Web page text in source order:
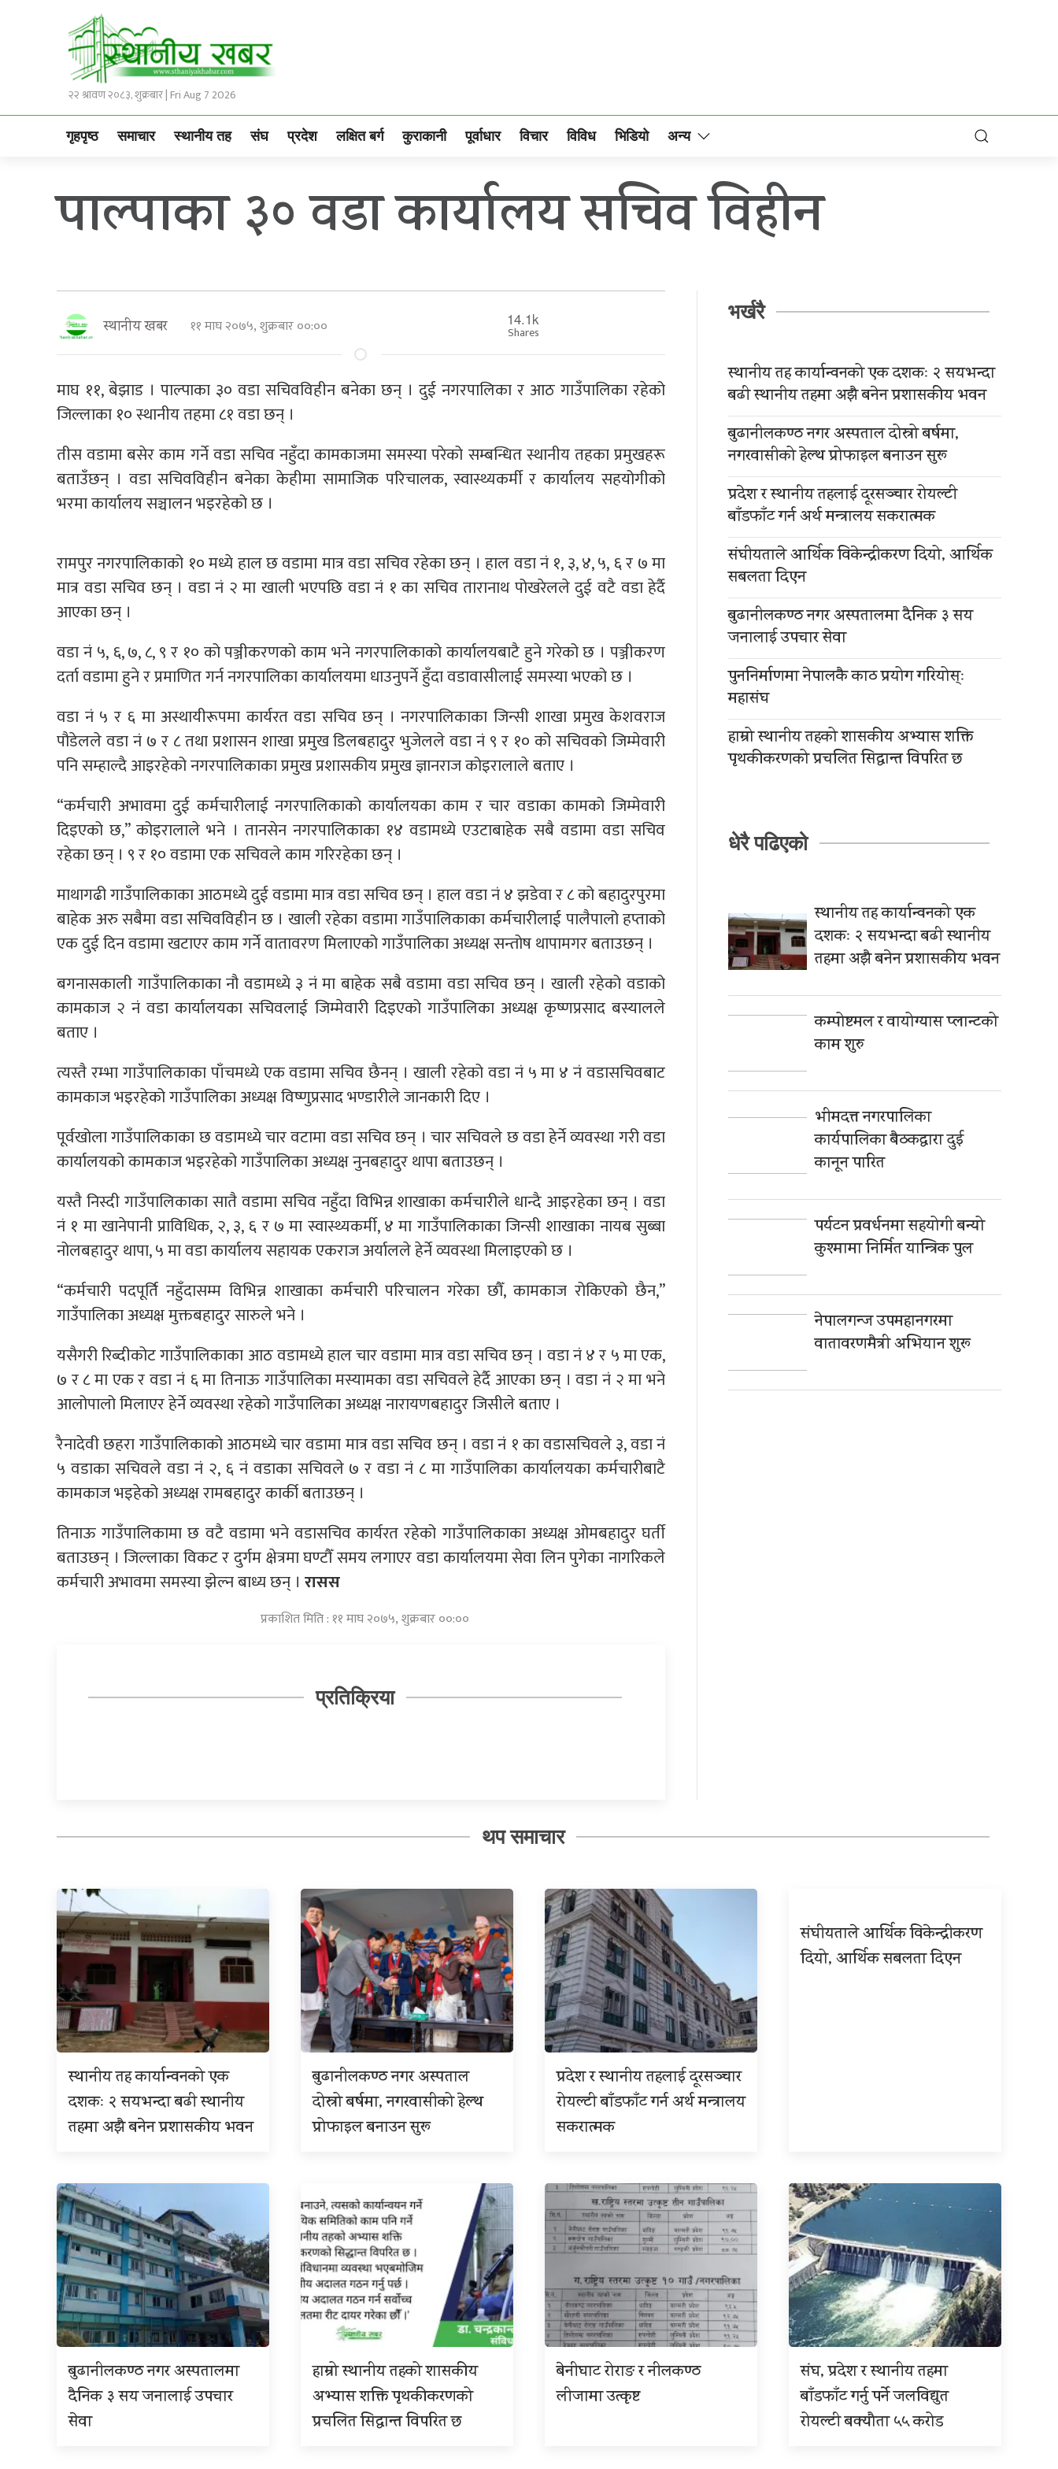
२२ श्रावण २०८३, शुक्रबार | Fri Aug 7 2026
गृहपृष्ठ समाचार स्थानीय तह संघ प्रदेश लक्षित बर्ग कुराकानी पूर्वाधार विचार विविध भिडियो अन्य
पाल्पाका ३० वडा कार्यालय सचिव विहीन
स्थानीय खबर ११ माघ २०७५, शुक्रबार ००:०० 14.1k
Shares
माघ ११, बेझाड । पाल्पाका ३० वडा सचिवविहीन बनेका छन् । दुई नगरपालिका र आठ गाउँपालिका रहेको
जिल्लाका १० स्थानीय तहमा ८१ वडा छन् ।
तीस वडामा बसेर काम गर्ने वडा सचिव नहुँदा कामकाजमा समस्या परेको सम्बन्धित स्थानीय तहका प्रमुखहरू
बताउँछन् । वडा सचिवविहीन बनेका केहीमा सामाजिक परिचालक, स्वास्थ्यकर्मी र कार्यालय सहयोगीको
भरमा कार्यालय सञ्चालन भइरहेको छ ।
रामपुर नगरपालिकाको १० मध्ये हाल छ वडामा मात्र वडा सचिव रहेका छन् । हाल वडा नं १, ३, ४, ५, ६ र ७ मा
मात्र वडा सचिव छन् । वडा नं २ मा खाली भएपछि वडा नं १ का सचिव तारानाथ पोखरेलले दुई वटै वडा हेर्दै
आएका छन् ।
वडा नं ५, ६, ७, ८, ९ र १० को पञ्जीकरणको काम भने नगरपालिकाको कार्यालयबाटै हुने गरेको छ । पञ्जीकरण
दर्ता वडामा हुने र प्रमाणित गर्न नगरपालिका कार्यालयमा धाउनुपर्ने हुँदा वडावासीलाई समस्या भएको छ ।
वडा नं ५ र ६ मा अस्थायीरूपमा कार्यरत वडा सचिव छन् । नगरपालिकाका जिन्सी शाखा प्रमुख केशवराज
पौडेलले वडा नं ७ र ८ तथा प्रशासन शाखा प्रमुख डिलबहादुर भुजेलले वडा नं ९ र १० को सचिवको जिम्मेवारी
पनि सम्हाल्दै आइरहेको नगरपालिकाका प्रमुख प्रशासकीय प्रमुख ज्ञानराज कोइरालाले बताए ।
“कर्मचारी अभावमा दुई कर्मचारीलाई नगरपालिकाको कार्यालयका काम र चार वडाका कामको जिम्मेवारी
दिइएको छ,” कोइरालाले भने । तानसेन नगरपालिकाका १४ वडामध्ये एउटाबाहेक सबै वडामा वडा सचिव
रहेका छन् । ९ र १० वडामा एक सचिवले काम गरिरहेका छन् ।
माथागढी गाउँपालिकाका आठमध्ये दुई वडामा मात्र वडा सचिव छन् । हाल वडा नं ४ झडेवा र ८ को बहादुरपुरमा
बाहेक अरु सबैमा वडा सचिवविहीन छ । खाली रहेका वडामा गाउँपालिकाका कर्मचारीलाई पालैपालो हप्ताको
एक दुई दिन वडामा खटाएर काम गर्ने वातावरण मिलाएको गाउँपालिका अध्यक्ष सन्तोष थापामगर बताउछन् ।
बगनासकाली गाउँपालिकाका नौ वडामध्ये ३ नं मा बाहेक सबै वडामा वडा सचिव छन् । खाली रहेको वडाको
कामकाज २ नं वडा कार्यालयका सचिवलाई जिम्मेवारी दिइएको गाउँपालिका अध्यक्ष कृष्णप्रसाद बस्यालले
बताए ।
त्यस्तै रम्भा गाउँपालिकाका पाँचमध्ये एक वडामा सचिव छैनन् । खाली रहेको वडा नं ५ मा ४ नं वडासचिवबाट
कामकाज भइरहेको गाउँपालिका अध्यक्ष विष्णुप्रसाद भण्डारीले जानकारी दिए ।
पूर्वखोला गाउँपालिकाका छ वडामध्ये चार वटामा वडा सचिव छन् । चार सचिवले छ वडा हेर्ने व्यवस्था गरी वडा
कार्यालयको कामकाज भइरहेको गाउँपालिका अध्यक्ष नुनबहादुर थापा बताउछन् ।
यस्तै निस्दी गाउँपालिकाका सातै वडामा सचिव नहुँदा विभिन्न शाखाका कर्मचारीले धान्दै आइरहेका छन् । वडा
नं १ मा खानेपानी प्राविधिक, २, ३, ६ र ७ मा स्वास्थ्यकर्मी, ४ मा गाउँपालिकाका जिन्सी शाखाका नायब सुब्बा
नोलबहादुर थापा, ५ मा वडा कार्यालय सहायक एकराज अर्यालले हेर्ने व्यवस्था मिलाइएको छ ।
“कर्मचारी पदपूर्ति नहुँदासम्म विभिन्न शाखाका कर्मचारी परिचालन गरेका छौँ, कामकाज रोकिएको छैन,”
गाउँपालिका अध्यक्ष मुक्तबहादुर सारुले भने ।
यसैगरी रिब्दीकोट गाउँपालिकाका आठ वडामध्ये हाल चार वडामा मात्र वडा सचिव छन् । वडा नं ४ र ५ मा एक,
७ र ८ मा एक र वडा नं ६ मा तिनाऊ गाउँपालिका मस्यामका वडा सचिवले हेर्दै आएका छन् । वडा नं २ मा भने
आलोपालो मिलाएर हेर्ने व्यवस्था रहेको गाउँपालिका अध्यक्ष नारायणबहादुर जिसीले बताए ।
रैनादेवी छहरा गाउँपालिकाको आठमध्ये चार वडामा मात्र वडा सचिव छन् । वडा नं १ का वडासचिवले ३, वडा नं
५ वडाका सचिवले वडा नं २, ६ नं वडाका सचिवले ७ र वडा नं ८ मा गाउँपालिका कार्यालयका कर्मचारीबाटै
कामकाज भइहेको अध्यक्ष रामबहादुर कार्की बताउछन् ।
तिनाऊ गाउँपालिकामा छ वटै वडामा भने वडासचिव कार्यरत रहेको गाउँपालिकाका अध्यक्ष ओमबहादुर घर्ती
बताउछन् । जिल्लाका विकट र दुर्गम क्षेत्रमा घण्टौँ समय लगाएर वडा कार्यालयमा सेवा लिन पुगेका नागरिकले
कर्मचारी अभावमा समस्या झेल्न बाध्य छन् । रासस
प्रकाशित मिति : ११ माघ २०७५, शुक्रबार ००:००
प्रतिक्रिया
भर्खरै
स्थानीय तह कार्यान्वनको एक दशकः २ सयभन्दा
बढी स्थानीय तहमा अझै बनेन प्रशासकीय भवन
बुढानीलकण्ठ नगर अस्पताल दोस्रो बर्षमा,
नगरवासीको हेल्थ प्रोफाइल बनाउन सुरू
प्रदेश र स्थानीय तहलाई दूरसञ्चार रोयल्टी
बाँडफाँट गर्न अर्थ मन्त्रालय सकरात्मक
संघीयताले आर्थिक विकेन्द्रीकरण दियो, आर्थिक
सबलता दिएन
बुढानीलकण्ठ नगर अस्पतालमा दैनिक ३ सय
जनालाई उपचार सेवा
पुननिर्माणमा नेपालकै काठ प्रयोग गरियोस्ः
महासंघ
हाम्रो स्थानीय तहको शासकीय अभ्यास शक्ति
पृथकीकरणको प्रचलित सिद्धान्त विपरित छ
धेरै पढिएको
स्थानीय तह कार्यान्वनको एक
दशकः २ सयभन्दा बढी स्थानीय
तहमा अझै बनेन प्रशासकीय भवन
कम्पोष्टमल र वायोग्यास प्लान्टको
काम शुरु
भीमदत्त नगरपालिका
कार्यपालिका बैठकद्वारा दुई
कानून पारित
पर्यटन प्रवर्धनमा सहयोगी बन्यो
कुश्मामा निर्मित यान्त्रिक पुल
नेपालगन्ज उपमहानगरमा
वातावरणमैत्री अभियान शुरू
थप समाचार
स्थानीय तह कार्यान्वनको एक
दशकः २ सयभन्दा बढी स्थानीय
तहमा अझै बनेन प्रशासकीय भवन
बुढानीलकण्ठ नगर अस्पताल
दोस्रो बर्षमा, नगरवासीको हेल्थ
प्रोफाइल बनाउन सुरू
प्रदेश र स्थानीय तहलाई दूरसञ्चार
रोयल्टी बाँडफाँट गर्न अर्थ मन्त्रालय
सकरात्मक
संघीयताले आर्थिक विकेन्द्रीकरण
दियो, आर्थिक सबलता दिएन
बुढानीलकण्ठ नगर अस्पतालमा
दैनिक ३ सय जनालाई उपचार
सेवा
हाम्रो स्थानीय तहको शासकीय
अभ्यास शक्ति पृथकीकरणको
प्रचलित सिद्धान्त विपरित छ
बेनीघाट रोराङ र नीलकण्ठ
लीजामा उत्कृष्ट
संघ, प्रदेश र स्थानीय तहमा
बाँडफाँट गर्नु पर्ने जलविद्युत
रोयल्टी बक्यौता ५५ करोड